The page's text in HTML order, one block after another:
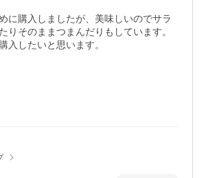
に購入しましたが、美味しいのでサラ
りそのままつまんだりもしています。
入したいと思います。